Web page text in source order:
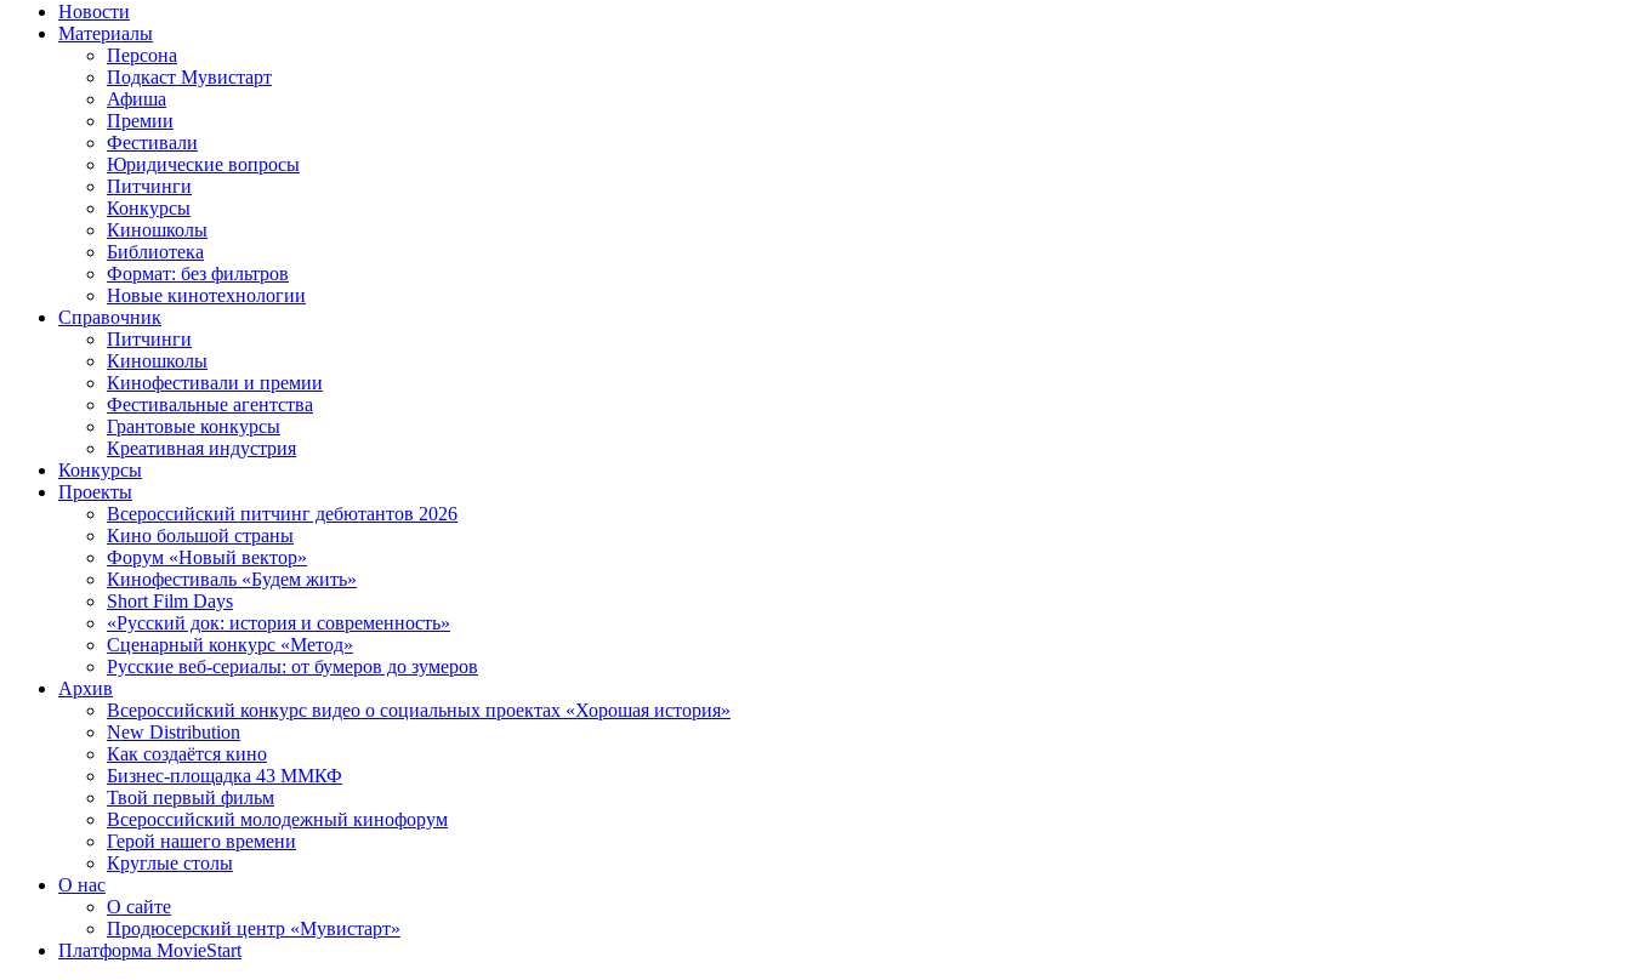
Новости
Материалы
Персона
Подкаст Мувистарт
Афиша
Премии
Фестивали
Юридические вопросы
Питчинги
Конкурсы
Киношколы
Библиотека
Формат: без фильтров
Новые кинотехнологии
Справочник
Питчинги
Киношколы
Кинофестивали и премии
Фестивальные агентства
Грантовые конкурсы
Креативная индустрия
Конкурсы
Проекты
Всероссийский питчинг дебютантов 2026
Кино большой страны
Форум «Новый вектор»
Кинофестиваль «Будем жить»
Short Film Days
«Русский док: история и современность»
Сценарный конкурс «Метод»
Русские веб-сериалы: от бумеров до зумеров
Архив
Всероссийский конкурс видео о социальных проектах «Хорошая история»
New Distribution
Как создаётся кино
Бизнес-площадка 43 ММКФ
Твой первый фильм
Всероссийский молодежный кинофорум
Герой нашего времени
Круглые столы
О нас
О сайте
Продюсерский центр «Мувистарт»
Платформа MovieStart